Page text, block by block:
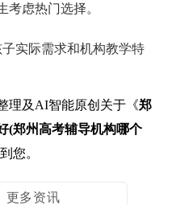
考虑热门选择。
实际需求和机构教学特
理及AI智能原创关于《郑
(郑州高考辅导机构哪个
您。
更多资讯